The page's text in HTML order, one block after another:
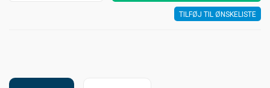
TILFØJ TIL ØNSKELISTE